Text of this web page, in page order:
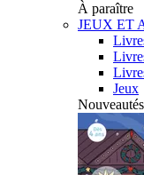
À paraître
JEUX ET
Jeux
Nouveautés